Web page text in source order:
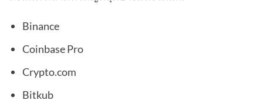
Binance
Coinbase Pro
Crypto.com
Bitkub